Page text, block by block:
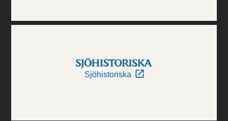
Sjöhistoriska